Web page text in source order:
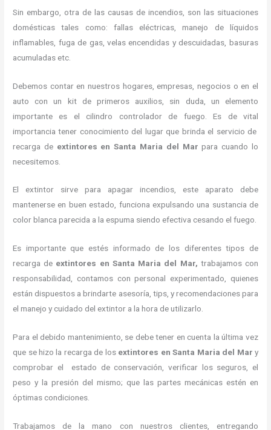
Sin embargo, otra de las causas de incendios, son las situaciones
domésticas tales como: fallas eléctricas, manejo de líquidos
inflamables, fuga de gas, velas encendidas y descuidadas, basuras
acumuladas etc.
Debemos contar en nuestros hogares, empresas, negocios o en el
auto con un kit de primeros auxilios, sin duda, un elemento
importante es el cilindro controlador de fuego. Es de vital
importancia tener conocimiento del lugar que brinda el servicio de
recarga de extintores en Santa Maria del Marpara cuando lo
necesitemos.
El extintor sirve para apagar incendios, este aparato debe
mantenerse en buen estado, funciona expulsando una sustancia de
color blanca parecida a la espuma siendo efectiva cesando el fuego.
Es importante que estés informado de los diferentes tipos de
recarga de extintores en Santa Maria del Mar, trabajamos con
responsabilidad, contamos con personal experimentado, quienes
están dispuestos a brindarte asesoría, tips, y recomendaciones para
el manejo y cuidado del extintor a la hora de utilizarlo.
Para el debido mantenimiento, se debe tener en cuenta la última vez
que se hizo la recarga de los extintores en Santa Maria del Mar y
comprobar el estado de conservación, verificar los seguros, el
peso y la presión del mismo; que las partes mecánicas estén en
óptimas condiciones.
Trabajamos de la mano con nuestros clientes, entregando